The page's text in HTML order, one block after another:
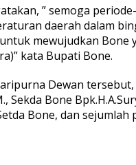
” semoga
daerah dalam
mewujudkan Bone
kata Bupati Bone.
Dewan
Sekda Bone
Bone, dan